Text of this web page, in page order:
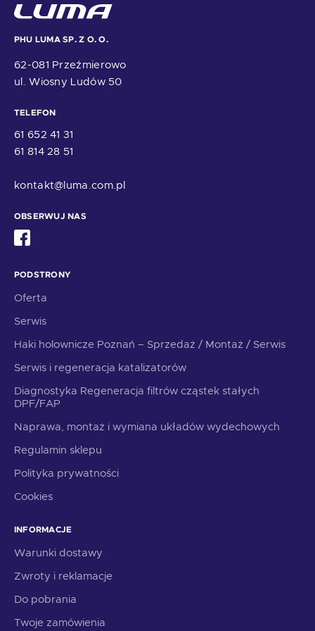
PHU LUMA SP. Z O. O.
62-081 Przeźmierowo
ul. Wiosny Ludów 50
TELEFON
61 652 41 31
61 814 28 51
kontakt@luma.com.pl
OBSERWUJ NAS
PODSTRONY
Oferta
Serwis
Haki holownicze Poznań – Sprzedaż / Montaż / Serwis
Serwis i regeneracja katalizatorów
Diagnostyka Regeneracja filtrów cząstek stałych
DPF/FAP
Naprawa, montaż i wymiana układów wydechowych
Regulamin sklepu
Polityka prywatności
Cookies
INFORMACJE
Warunki dostawy
Zwroty i reklamacje
Do pobrania
Twoje zamówienia